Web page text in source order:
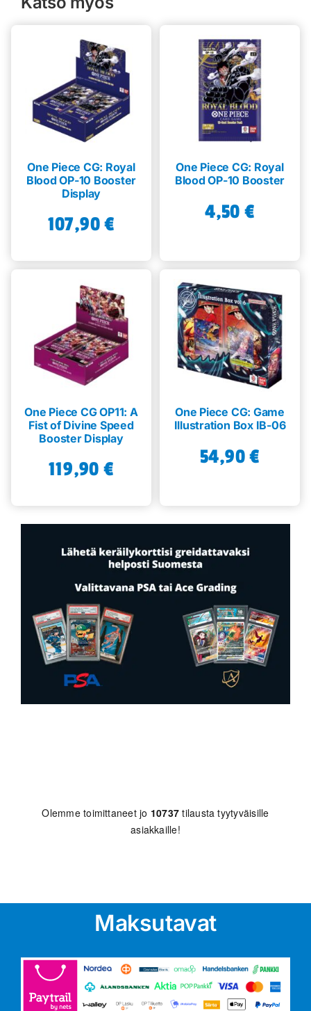
One Piece CG: Royal
Blood OP-10 Booster
Display
107,90€
One Piece CG: Royal
Blood OP-10 Booster
4,50 €
One Piece CG OP11: A
Fist of Divine Speed
Booster Display
119,90 €
One Piece CG: Game
Illustration Box IB-06
54,90€
Olemme toimittaneet jo 10737 tilausta tyytyväisille
asiakkaille!
Maksutavat